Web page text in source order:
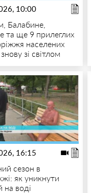
10:00
Балабине,
та ще 9 прилеглих
населених
зі світлом
16:15
сезон в
як уникнути
на воді